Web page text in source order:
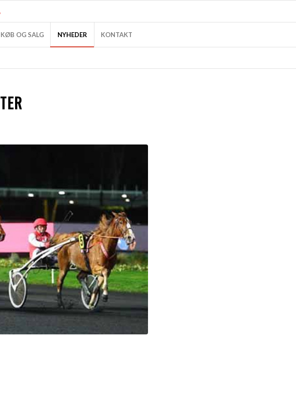
KØB OG SALG NYHEDER KONTAKT